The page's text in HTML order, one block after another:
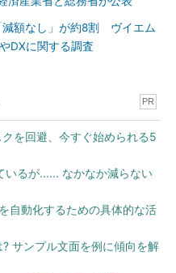
減額なし」が約8割 ヴイエム
DXに関する調査
PR
を回避、今すぐ始められる5
いるが...... なかなか減らない
自動化するための具体的な活
サンプル文面を例に傾向を解